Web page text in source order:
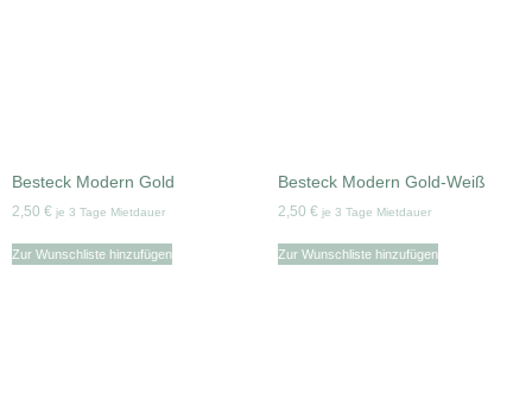
Besteck Modern Gold
2,50 € je 3 Tage Mietdauer
Zur Wunschliste hinzufügen
Besteck Modern Gold-Weiß
2,50 € je 3 Tage Mietdauer
Zur Wunschliste hinzufügen